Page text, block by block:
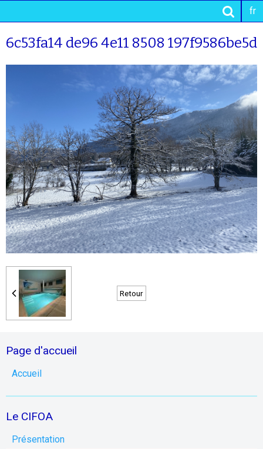
fr
6c53fa14 de96 4e11 8508 197f9586be5d
Retour
Page d'accueil
Accueil
Le CIFOA
Présentation